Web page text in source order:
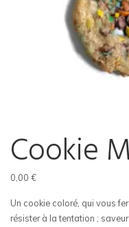
Cookie
0,00 €
Un cookie coloré, qui vous
résister à la tentation ;